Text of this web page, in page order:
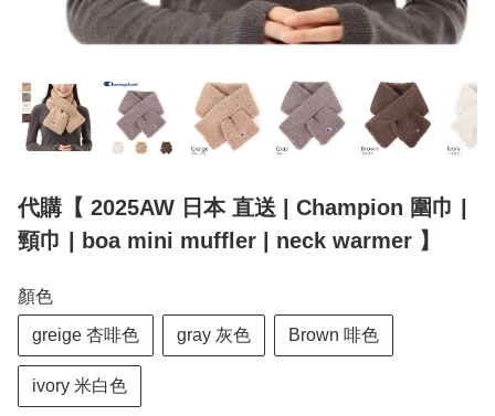
代購【 2025AW 日本 直送 | Champion 圍巾 |
頸巾 | boa mini muffler | neck warmer 】
顏色
greige 杏啡色 gray 灰色 Brown 啡色
ivory 米白色